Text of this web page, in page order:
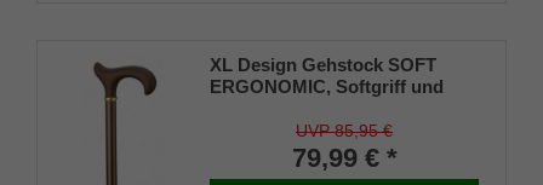
XL Design Gehstock SOFT
ERGONOMIC, Softgriff und
höhenverstellbar bis 113 cm,
belastbar bis 130 Kg, inkl.
Gummipuffer
UVP 85,95 €
79,99 € *